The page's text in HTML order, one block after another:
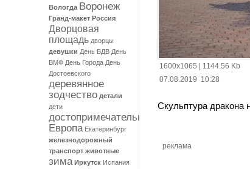
Вологда Воронеж
Гранд-макет Россия
Дворцовая
площадь дворцы
девушки День ВДВ День
ВМФ День Города День
Достоевского
деревянное
зодчество детали
дети
достопримечательности
Европа Екатеринбург
железнодорожный
транспорт животные
зима Иркутск Испания
1600x1065
1144.56 Kb
07.08.2019 10:28
Скульптура дракона
реклама